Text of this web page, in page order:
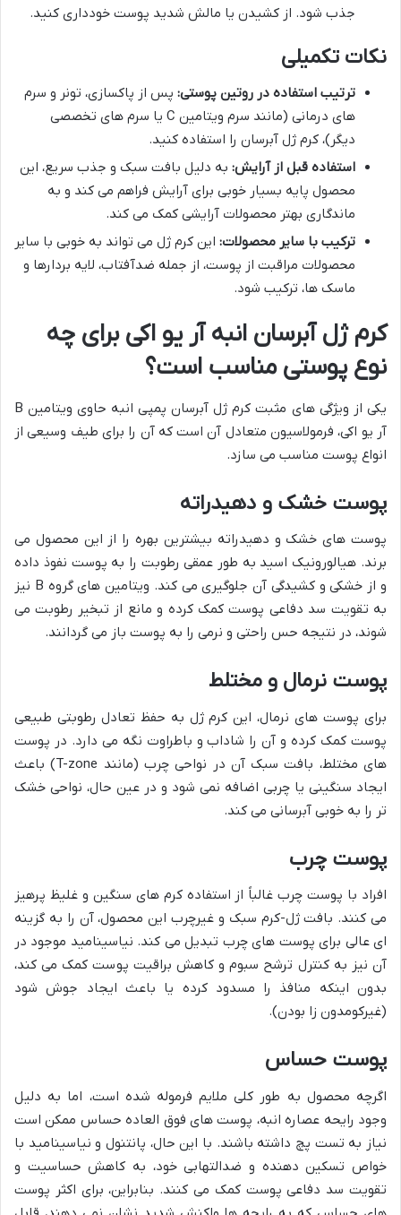
جذب شود. از کشیدن یا مالش شدید پوست خودداری کنید.
نکات تکمیلی
ترتیب استفاده در روتین پوستی: پس از پاکسازی، تونر و سرم
های درمانی (مانند سرم ویتامین C یا سرم های تخصصی
دیگر)، کرم ژل آبرسان را استفاده کنید.
استفاده قبل از آرایش: به دلیل بافت سبک و جذب سریع، این
محصول پایه بسیار خوبی برای آرایش فراهم می کند و به
ماندگاری بهتر محصولات آرایشی کمک می کند.
ترکیب با سایر محصولات: این کرم ژل می تواند به خوبی با سایر
محصولات مراقبت از پوست، از جمله ضدآفتاب، لایه بردارها و
ماسک ها، ترکیب شود.
کرم ژل آبرسان انبه آر یو اکی برای چه
نوع پوستی مناسب است؟
یکی از ویژگی های مثبت کرم ژل آبرسان پمپی انبه حاوی ویتامین B
آر یو اکی، فرمولاسیون متعادل آن است که آن را برای طیف وسیعی از
انواع پوست مناسب می سازد.
پوست خشک و دهیدراته
پوست های خشک و دهیدراته بیشترین بهره را از این محصول می
برند. هیالورونیک اسید به طور عمقی رطوبت را به پوست نفوذ داده
و از خشکی و کشیدگی آن جلوگیری می کند. ویتامین های گروه B نیز
به تقویت سد دفاعی پوست کمک کرده و مانع از تبخیر رطوبت می
شوند، در نتیجه حس راحتی و نرمی را به پوست باز می گردانند.
پوست نرمال و مختلط
برای پوست های نرمال، این کرم ژل به حفظ تعادل رطوبتی طبیعی
پوست کمک کرده و آن را شاداب و باطراوت نگه می دارد. در پوست
های مختلط، بافت سبک آن در نواحی چرب (مانند T-zone) باعث
ایجاد سنگینی یا چربی اضافه نمی شود و در عین حال، نواحی خشک
تر را به خوبی آبرسانی می کند.
پوست چرب
افراد با پوست چرب غالباً از استفاده کرم های سنگین و غلیظ پرهیز
می کنند. بافت ژل-کرم سبک و غیرچرب این محصول، آن را به گزینه
ای عالی برای پوست های چرب تبدیل می کند. نیاسینامید موجود در
آن نیز به کنترل ترشح سبوم و کاهش براقیت پوست کمک می کند،
بدون اینکه منافذ را مسدود کرده یا باعث ایجاد جوش شود
(غیرکومدون زا بودن).
پوست حساس
اگرچه محصول به طور کلی ملایم فرموله شده است، اما به دلیل
وجود رایحه عصاره انبه، پوست های فوق العاده حساس ممکن است
نیاز به تست پچ داشته باشند. با این حال، پانتنول و نیاسینامید با
خواص تسکین دهنده و ضدالتهابی خود، به کاهش حساسیت و
تقویت سد دفاعی پوست کمک می کنند. بنابراین، برای اکثر پوست